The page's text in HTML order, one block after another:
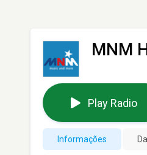
MNM
Play Radio
Informações